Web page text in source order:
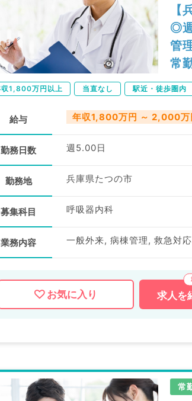
【
◎
管
常
収1,800万円以上 当直なし 駅近・徒歩圏内
給与 年収1,800万円 ～ 2,000万
勤務日数 週5.00日
勤務地 兵庫県たつの市
募集科目 呼吸器内科
業務内容 一般外来, 病棟管理, 救急対応
お気に入り 求人を
常